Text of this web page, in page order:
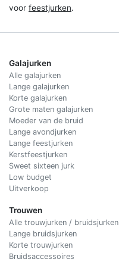
voor feestjurken.
Galajurken
Alle galajurken
Lange galajurken
Korte galajurken
Grote maten galajurken
Moeder van de bruid
Lange avondjurken
Lange feestjurken
Kerstfeestjurken
Sweet sixteen jurk
Low budget
Uitverkoop
Trouwen
Alle trouwjurken / bruidsjurken
Lange bruidsjurken
Korte trouwjurken
Bruidsaccessoires